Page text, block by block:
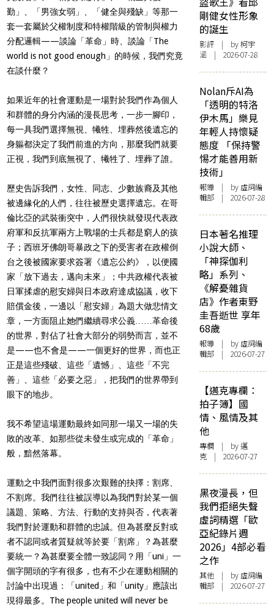
勤」、「男強女弱」、「健全與殘缺」等那一
套一套屬於父權制度和特權階級的管制與權力
分配邏輯——談論「革命」時、談論「The
world is not good enough」的時候，我們究竟
在談什麼？
如果近年的社會運動是一場對於我們作為個人
和群體的身分內涵的漫長思考，一步一腳印，
每一具我們選擇無視、犧牲、埋葬然後遺忘的
身軀都決定了我們前進的方向，那麼我們就要
正視，我們到底無視了、犧牲了、埋葬了誰。
歷史告訴我們，女性、同志、少數族裔及其他
被邊緣化的人們，往往被歷史選擇遺忘。在哥
倫比亞的武裝衝突中，人們很快就發現代表政
府軍和反抗軍兩方上戰場的士兵都是窮人的孩
子；西班牙佛朗哥暴政之下的受害者在政權倒
台之後被國家要求簽署《遺忘公約》，以便國
家「放下過去，邁向未來」；中共政權代表被
日軍揉虐的慰安婦與日本政府達成協議，收下
賠償金後，一邊以「慰安婦」為題大做悲情文
章，一方面阻止她們繼續尋求公義……革命後
的世界，對佔了社會大部分的弱勢而言，並不
是——也不會是——一個更好的世界，而也正
正是這些殘破、這些「遺憾」、這些「不完
善」、這些「必要之惡」，把我們的世界帶到
眼下的地步。
我不希望這場運動最終如同那一場又一場的失
敗的改革、如那些從未發生或完成的「革命」
般，黯然落幕。
運動之中我們面對很多次艱難的抉擇：割席、
不割席。我們往往被誤導以為我們對於某一個
議題、策略、方法、行動的支持與否，代表著
我們對於運動和群體的忠誠。但為甚麼反對或
者不認同或者質疑就等於要「割席」？為甚麼
要統一？為甚麼要全體一致認同？用「uni」一
個字開頭的字有很多，也有不少在運動相關的
討論中出現過：「united」和「unity」應該出
現得最多。The people united will never be
剛健女性形象
的誕生
影評 | by 柯宇
涵 | 2026-07-28
Nolan斥AI為
「透明的特洛
伊木馬」樂見
年輕人持懷疑
態度 「保持警
惕才能善用新
技術」
報導 | by 虛詞編
輯部 | 2026-07-28
日本著名推理
小說大師、
「神探伽利
略」系列、
《解憂雜貨
店》作者東野
圭吾逝世 享年
68歲
報導 | by 虛詞編
輯部 | 2026-07-27
【邁克專欄：
拍子簿】國
情、風情及其
他
專欄 | by邁
克 | 2026-07-27
黑夜漫長，但
我們拒絕失聲
虛詞精選「歐
亞紀錄片週
2026」4部必看
之作
其他 | by 虛詞編
輯部 | 2026-07-27